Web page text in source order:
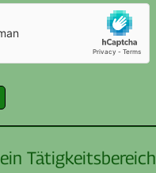
Tätigkeitsbereich